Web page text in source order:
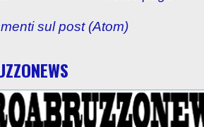
sul post (Atom)